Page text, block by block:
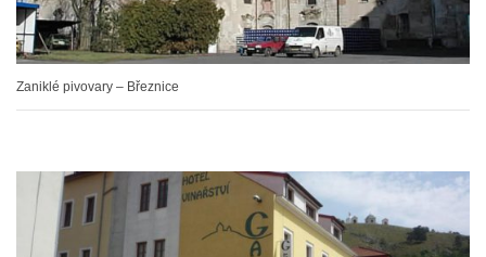
Zaniklé pivovary – Březnice